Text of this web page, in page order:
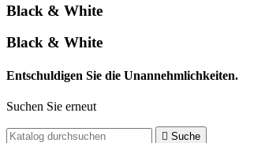
Black & White
Black & White
Entschuldigen Sie die Unannehmlichkeiten.
Suchen Sie erneut
 Suche